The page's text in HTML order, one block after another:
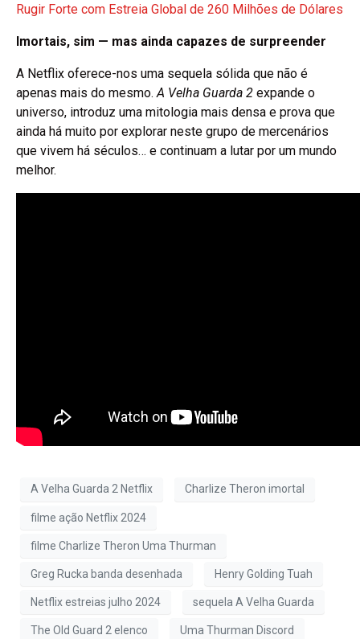
Rugir Forte com Estreia Global de 260 Milhões de Dólares
Imortais, sim — mas ainda capazes de surpreender
A Netflix oferece-nos uma sequela sólida que não é
apenas mais do mesmo.A Velha Guarda 2 expande o
universo, introduz uma mitologia mais densa e prova que
ainda há muito por explorar neste grupo de mercenários
que vivem há séculos… e continuam a lutar por um mundo
melhor.
A Velha Guarda 2 Netflix Charlize Theron imortal
filme ação Netflix 2024
filme Charlize Theron Uma Thurman
Greg Rucka banda desenhada Henry Golding Tuah
Netflix estreias julho 2024 sequela A Velha Guarda
The Old Guard 2 elenco Uma Thurman Discord